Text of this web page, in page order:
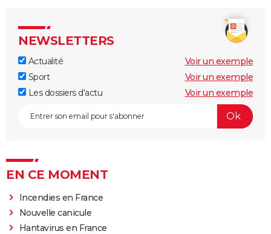
NEWSLETTERS
Actualité
Voir un exemple
Sport
Voir un exemple
Les dossiers d'actu
Voir un exemple
EN CE MOMENT
Incendies en France
Nouvelle canicule
Hantavirus en France